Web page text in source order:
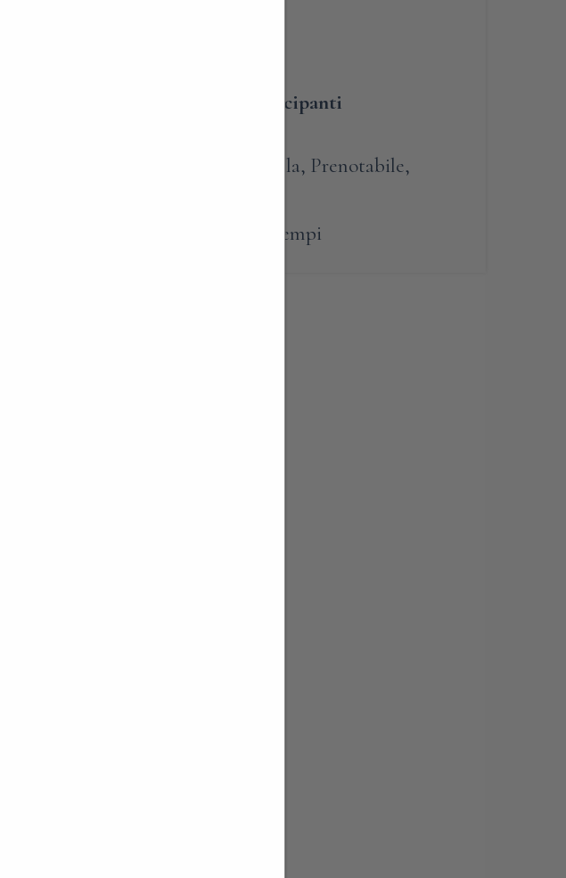
qui sotto il numero dei partecipanti
Esperienze in villa, Prenotabile,
Passatempi